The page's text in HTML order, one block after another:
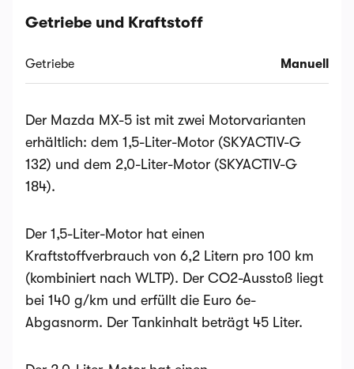
Getriebe und Kraftstoff
Getriebe Manuell
Der Mazda MX-5 ist mit zwei Motorvarianten
erhältlich: dem 1,5-Liter-Motor (SKYACTIV-G
132) und dem 2,0-Liter-Motor (SKYACTIV-G
184).
Der 1,5-Liter-Motor hat einen
Kraftstoffverbrauch von 6,2 Litern pro 100 km
(kombiniert nach WLTP). Der CO2-Ausstoß liegt
bei 140 g/km und erfüllt die Euro 6e-
Abgasnorm. Der Tankinhalt beträgt 45 Liter.